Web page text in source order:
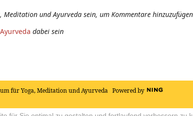
und Ayurveda sein, um Kommentare
dabei sein
für Yoga, Meditation und Ayurveda Powered by